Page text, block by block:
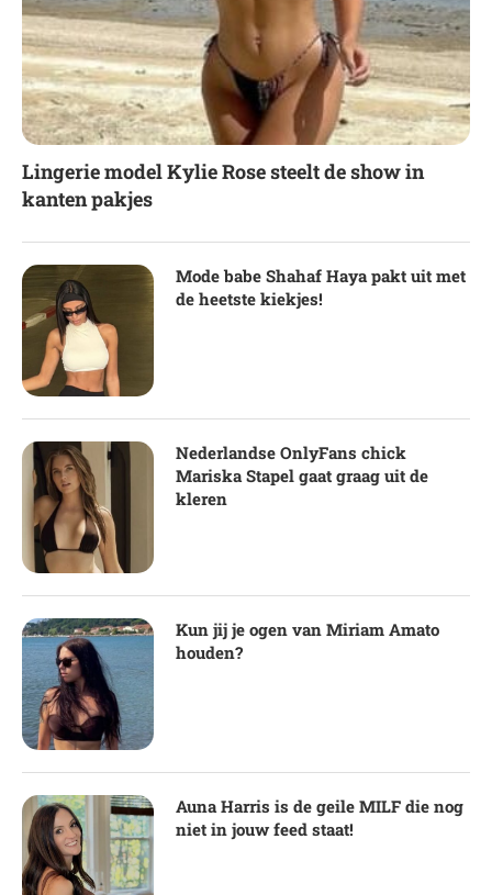
Lingerie model Kylie Rose steelt de show in
kanten pakjes
Mode babe Shahaf Haya pakt uit met
de heetste kiekjes!
Nederlandse OnlyFans chick
Mariska Stapel gaat graag uit de
kleren
Kun jij je ogen van Miriam Amato
houden?
Auna Harris is de geile MILF die nog
niet in jouw feed staat!